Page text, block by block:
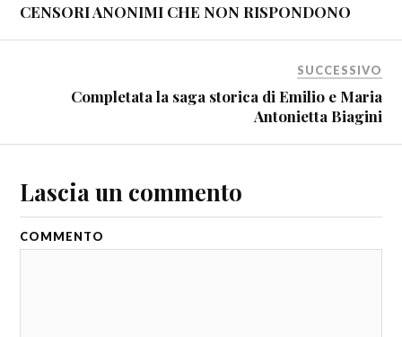
CENSORI ANONIMI CHE NON RISPONDONO
SUCCESSIVO
Completata la saga storica di Emilio e Maria
Antonietta Biagini
Lascia un commento
COMMENTO